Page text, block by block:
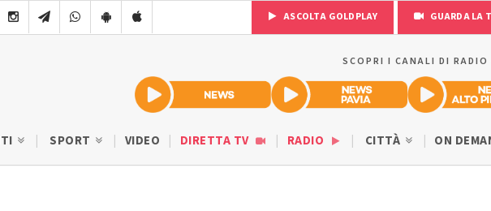
ASCOLTA GOLDPLAY GUARDA LA
SCOPRI I CANALI DI RADIO
SPORT VIDEO DIRETTA TV RADIO CITTÀ ON